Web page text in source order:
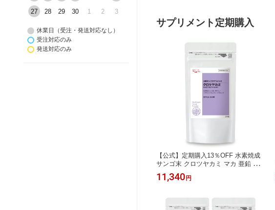
27 28 29 30 1 2 3
休業日（受注・発送対応なし）
受注対応のみ
発送対応のみ
天然素材 人気 飲む水素 本物
サプリメント定期購入
【公式】定期購入13％OFF 水素焼成
サンゴ末 クロツヤカミ マカ 亜鉛 プ
ラセンタ バナチン 水素サプリ 白髪
カルシウム ミネラル サプリメント ギ
11,340 円